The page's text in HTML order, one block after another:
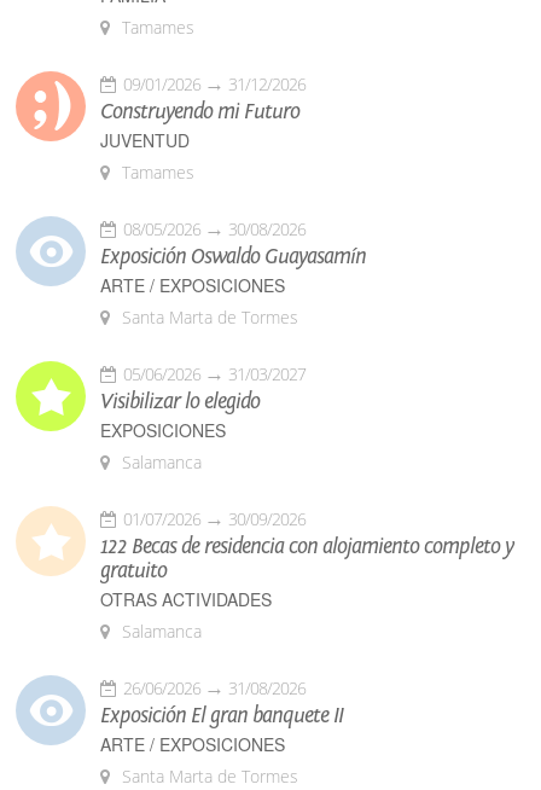
Tamames
09/01/2026 31/12/2026
Construyendo mi Futuro
JUVENTUD
Tamames
08/05/2026 30/08/2026
Exposición Oswaldo Guayasamín
ARTE / EXPOSICIONES
Santa Marta de Tormes
05/06/2026 31/03/2027
Visibilizar lo elegido
EXPOSICIONES
Salamanca
01/07/2026 30/09/2026
122 Becas de residencia con alojamiento completo y
gratuito
OTRAS ACTIVIDADES
Salamanca
26/06/2026 31/08/2026
Exposición El gran banquete II
ARTE / EXPOSICIONES
Santa Marta de Tormes